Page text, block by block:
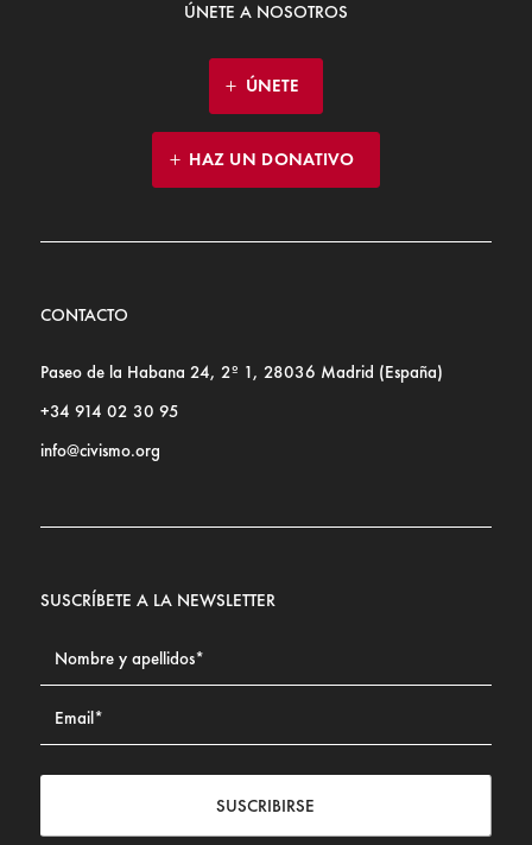
ÚNETE A NOSOTROS
ÚNETE
HAZ UN DONATIVO
CONTACTO
Paseo de la Habana 24, 2º 1, 28036 Madrid (España)
+34 914 02 30 95
info@civismo.org
SUSCRÍBETE A LA NEWSLETTER
SUSCRIBIRSE